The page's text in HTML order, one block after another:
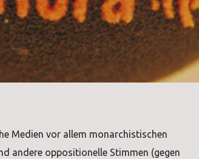
Medien vor allem monarchistischen
andere oppositionelle Stimmen (gegen